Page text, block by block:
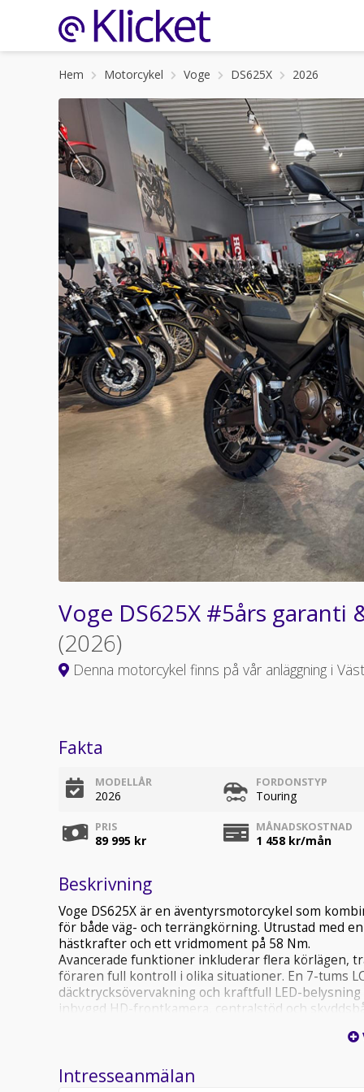
Hem Motorcykel Voge DS625X 2026
Voge DS625X #5års garanti
(2026)
Denna motorcykel finns på vår anläggning i
Fakta
MODELLÅR
2026
FORDONSTYP
Touring
PRIS
89 995 kr
MÅNADSKOSTNAD
1 458 kr/mån
Beskrivning
Voge DS625X är en äventyrsmotorcykel som
för både väg- och terrängkörning. Utrustad med
hästkrafter och ett vridmoment på 58 Nm.
Avancerade funktioner inkluderar flera körlägen,
föraren full kontroll i olika situationer. En 7-tums
däcktrycksövervakning och kraftfull LED-
inbyggd HD-frontkamera, centralstöd och
Finansiering
Intresseanmälan